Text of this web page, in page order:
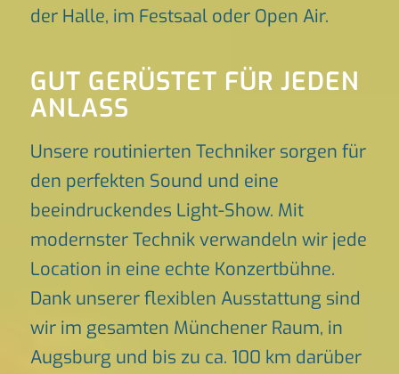
der Halle, im Festsaal oder Open Air.
GUT GERÜSTET FÜR JEDEN
ANLASS
Unsere routinierten Techniker sorgen für
den perfekten Sound und eine
beeindruckendes Light-Show. Mit
modernster Technik verwandeln wir jede
Location in eine echte Konzertbühne.
Dank unserer flexiblen Ausstattung sind
wir im gesamten Münchener Raum, in
Augsburg und bis zu ca. 100 km darüber